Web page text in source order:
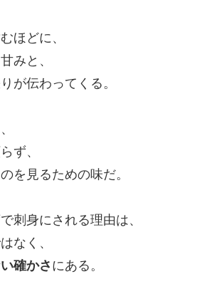
ほどに、
みと、
が伝わってくる。
ず、
を見るための味だ。
刺身にされる理由は、
なく、
確かさ にある。